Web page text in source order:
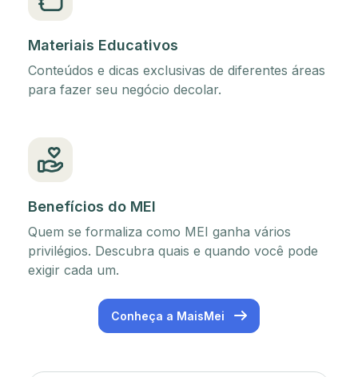
Materiais Educativos
Conteúdos e dicas exclusivas de diferentes áreas
para fazer seu negócio decolar.
Benefícios do MEI
Quem se formaliza como MEI ganha vários
privilégios. Descubra quais e quando você pode
exigir cada um.
Conheça a MaisMei